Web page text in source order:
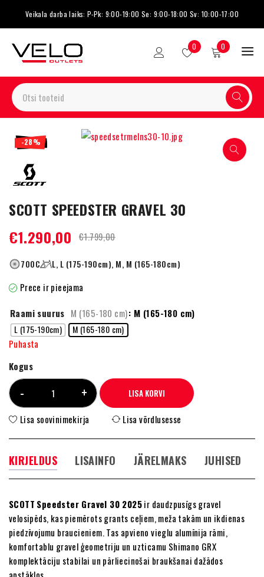
Veikala darba laiks: P-Pk: 9:00-19:00 Se: 9:00-18:00 Sv: 10:00-17:00
0 0
-28%
SCOTT SPEEDSTER GRAVEL 30
€1.799,00
€1.290,00
700C L, L (175-190cm), M, M (165-180cm)
Prece ir pieejama
Raami suurus M (165-180 cm): M (165-180 cm)
L (175-190cm) M (165-180 cm)
Puhasta
Kogus
LISA KORVI
Lisa soovinimekirja Lisa võrdlusesse
KIRJELDUS LISAINFO JÄRELMAKS JUHISED
SCOTT Speedster Gravel 30 2025ir daudzpusīgs gravel
velosipēds, kas piemērots grants ceļiem, meža takām un ikdienas
piedzīvojumu braucieniem. Tas apvieno vieglu alumīnija rāmi,
komfortablu gravel ģeometriju un uzticamu Shimano GRX
komplektāciju stabilai un pārliecinošai braukšanai dažādos